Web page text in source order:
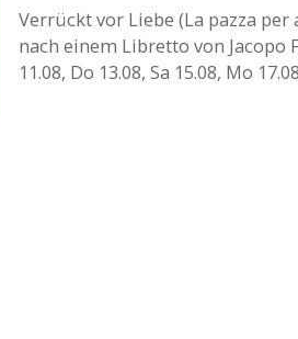
Verrückt vor Liebe (La pazza
nach einem Libretto von Jacopo
11.08, Do 13.08, Sa 15.08, Mo